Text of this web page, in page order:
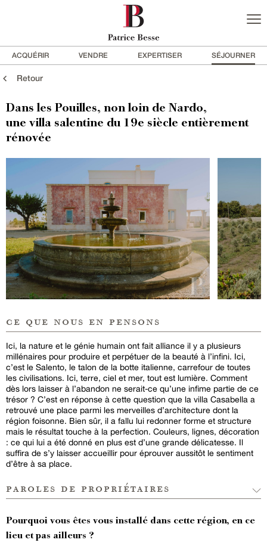
ACQUÉRIR VENDRE EXPERTISER SÉJOURNER
Retour
Dans les Pouilles, non loin de Nardo,
une villa salentine du 19e siècle entièrement
rénovée
ce que nous en pensons
Ici, la nature et le génie humain ont fait alliance il y a plusieurs
millénaires pour produire et perpétuer de la beauté à l’infini. Ici,
c’est le Salento, le talon de la botte italienne, carrefour de toutes
les civilisations. Ici, terre, ciel et mer, tout est lumière. Comment
dès lors laisser à l’abandon ne serait-ce qu’une infime partie de ce
trésor ? C’est en réponse à cette question que la villa Casabella a
retrouvé une place parmi les merveilles d’architecture dont la
région foisonne. Bien sûr, il a fallu lui redonner forme et structure
mais le résultat touche à la perfection. Couleurs, lignes, décoration
: ce qui lui a été donné en plus est d’une grande délicatesse. Il
suffira de s’y laisser accueillir pour éprouver aussitôt le sentiment
d’être à sa place.
paroles de propriétaires
Pourquoi vous êtes vous installé dans cette région, en ce
lieu et pas ailleurs ?